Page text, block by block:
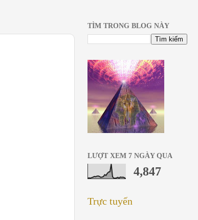
TÌM TRONG BLOG NÀY
LƯỢT XEM 7 NGÀY QUA
4,847
Trực tuyến